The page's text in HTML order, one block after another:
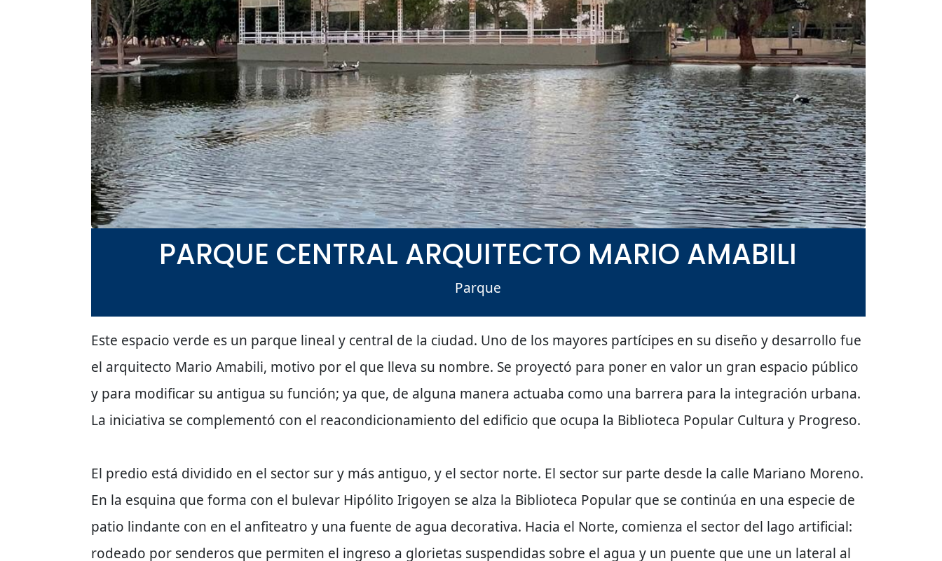
PARQUE CENTRAL ARQUITECTO MARIO AMABILI
Parque
Este espacio verde es un parque lineal y central de la ciudad. Uno de los mayores partícipes en su diseño y desarrollo fue
el arquitecto Mario Amabili, motivo por el que lleva su nombre. Se proyectó para poner en valor un gran espacio público
y para modificar su antigua su función; ya que, de alguna manera actuaba como una barrera para la integración urbana.
La iniciativa se complementó con el reacondicionamiento del edificio que ocupa la Biblioteca Popular Cultura y Progreso.
El predio está dividido en el sector sur y más antiguo, y el sector norte. El sector sur parte desde la calle Mariano Moreno.
En la esquina que forma con el bulevar Hipólito Irigoyen se alza la Biblioteca Popular que se continúa en una especie de
patio lindante con en el anfiteatro y una fuente de agua decorativa. Hacia el Norte, comienza el sector del lago artificial:
rodeado por senderos que permiten el ingreso a glorietas suspendidas sobre el agua y un puente que une un lateral al